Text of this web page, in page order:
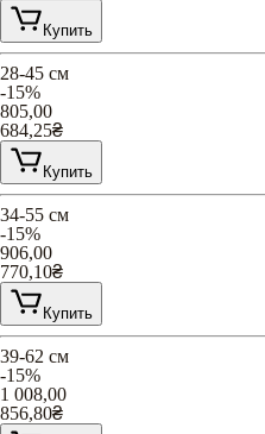
Купить
28-45 см
-15%
805,00
684,25₴
Купить
34-55 см
-15%
906,00
770,10₴
Купить
39-62 см
-15%
1 008,00
856,80₴